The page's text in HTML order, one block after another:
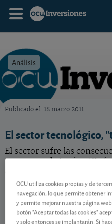
Análisis
Publicado el 18 marzo 2011
El sector tecnológico,
El sector sufre las
terremoto de Japón. ¿Qué
Contenido
OCU utiliza cookies propias y de
navegación, lo que permite obtener
y permite mejorar nuestra página
botón "Aceptar todas las cookies"
y solo entonces se implantarán. Si